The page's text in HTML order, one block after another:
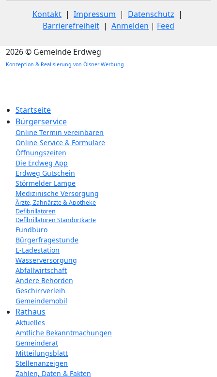
Kontakt | Impressum | Datenschutz |
Barrierefreiheit | Anmelden | Feed
2026 © Gemeinde Erdweg
Konzeption & Realisierung von Ölsner Werbung
Startseite
Bürgerservice
Online Termin vereinbaren
Online-Service & Formulare
Öffnungszeiten
Die Erdweg App
Erdweg Gutschein
Störmelder Lampe
Medizinische Versorgung
Ärzte, Zahnärzte & Apotheke
Defibrillatoren
Defibrillatoren Standortkarte
Fundbüro
Bürgerfragestunde
E-Ladestation
Wasserversorgung
Abfallwirtschaft
Andere Behörden
Geschirrverleih
Gemeindemobil
Rathaus
Aktuelles
Amtliche Bekanntmachungen
Gemeinderat
Mitteilungsblatt
Stellenanzeigen
Zahlen, Daten & Fakten